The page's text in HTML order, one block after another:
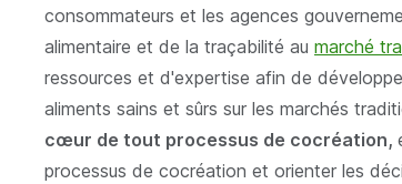
consommateurs et les agences
alimentaire et de la traçabilité au marché
ressources et d'expertise afin de
aliments sains et sûrs sur les marchés
cœur de tout processus de cocréation,
processus de cocréation et orienter les